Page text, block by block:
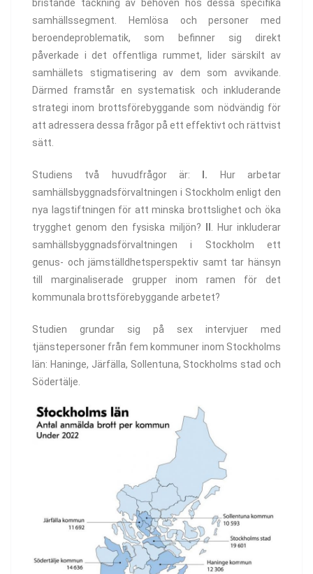
bristande täckning av behoven hos dessa specifika
samhällssegment. Hemlösa och personer med
beroendeproblematik, som befinner sig direkt
påverkade i det offentliga rummet, lider särskilt av
samhällets stigmatisering av dem som avvikande.
Därmed framstår en systematisk och inkluderande
strategi inom brottsförebyggande som nödvändig för
att adressera dessa frågor på ett effektivt och rättvist
sätt.
Studiens två huvudfrågor är: I. Hur arbetar
samhällsbyggnadsförvaltningen i Stockholm enligt den
nya lagstiftningen för att minska brottslighet och öka
trygghet genom den fysiska miljön?
. Hur inkluderar
samhällsbyggnadsförvaltningen i Stockholm ett
genus- och jämställdhetsperspektiv samt tar hänsyn
till marginaliserade grupper inom ramen för det
kommunala brottsförebyggande arbetet?
Studien grundar sig på sex intervjuer med
tjänstepersoner från fem kommuner inom Stockholms
län: Haninge, Järfälla, Sollentuna, Stockholms stad och
Södertälje.